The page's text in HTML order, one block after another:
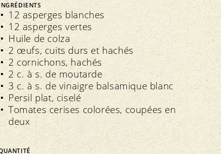
Directives
Contrôle
Importations
Assurance qualité
interne
Extranet
Cahier des charges
Bourgeon
12 asperges blanches
12 asperges vertes
Huile de colza
2 œufs, cuits durs et hachés
2 cornichons, hachés
2 c. à s. de moutarde
3 c. à s. de vinaigre balsamique blanc
Persil plat, ciselé
Tomates cerises colorées, coupées en
deux